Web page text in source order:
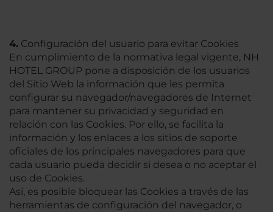
4. Configuración del usuario para evitar Cookies
En cumplimiento de la normativa legal vigente, NH
HOTEL GROUP pone a disposición de los usuarios
del Sitio Web la información que les permita
configurar su navegador/navegadores de Internet
para mantener su privacidad y seguridad en
relación con las Cookies. Por ello, se facilita la
información y los enlaces a los sitios de soporte
oficiales de los principales navegadores para que
cada usuario pueda decidir si desea o no aceptar el
uso de Cookies.
Así, es posible bloquear las Cookies a través de las
herramientas de configuración del navegador, o